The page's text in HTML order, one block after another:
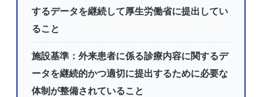
するデータを継続して厚生労働省に提出 してい
ること
施設基準：外来患者に係る診療内容に関するデ
ータを継続的かつ適切に提出するために必要な
体制が整備されていること